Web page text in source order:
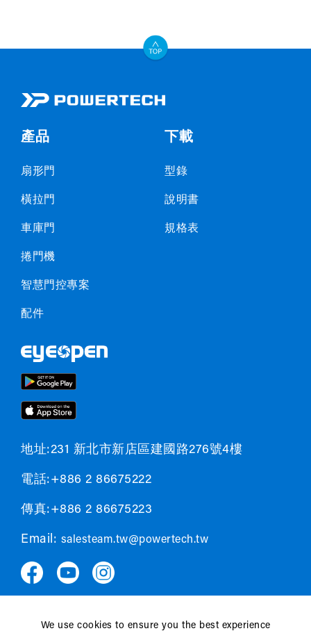
產品
扇形門
橫拉門
車庫門
捲門機
智慧門控專案
配件
下載
型錄
說明書
規格表
地址:231 新北市新店區建國路276號4樓
電話:+886 2 86675222
傳真:+886 2 86675223
Email: salesteam.tw@powertech.tw
We use cookies to ensure you the best experience